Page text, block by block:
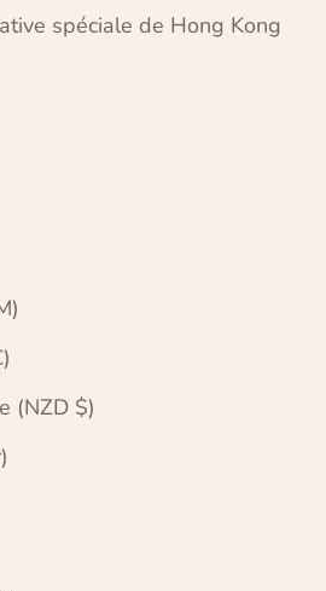
spéciale de Hong Kong
RM)
€)
Nouvelle-Zélande (NZD $)
kr)